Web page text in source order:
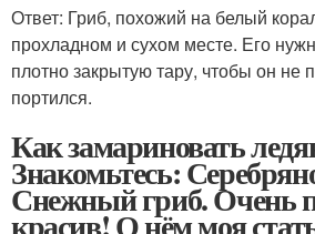
Ответ: Гриб, похожий на белый
прохладном и сухом месте. Его
плотно закрытую тару, чтобы он не
портился.
Как замариновать
Знакомьтесь:
Снежный гриб. Очень